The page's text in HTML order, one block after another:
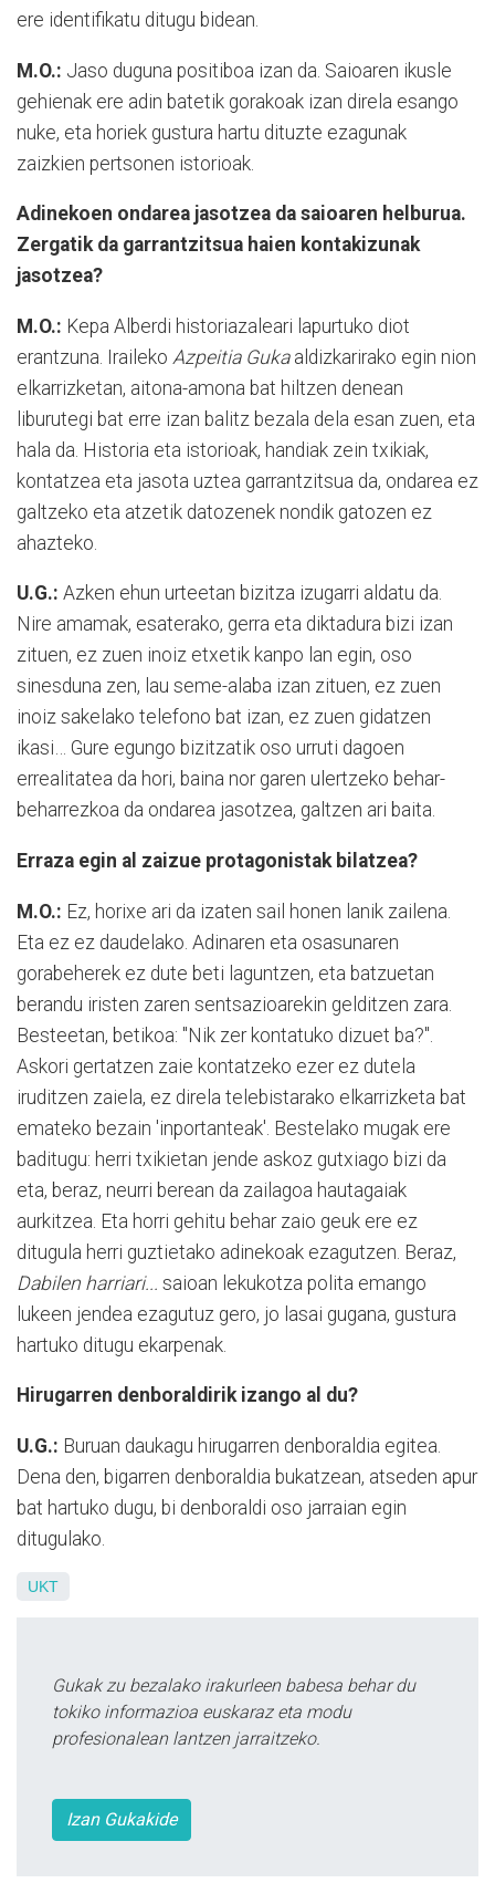
ere identifikatu ditugu bidean.
M.O.: Jaso duguna positiboa izan da. Saioaren ikusle
gehienak ere adin batetik gorakoak izan direla esango
nuke, eta horiek gustura hartu dituzte ezagunak
zaizkien pertsonen istorioak.
Adinekoen ondarea jasotzea da saioaren helburua.
Zergatik da garrantzitsua haien kontakizunak
jasotzea?
M.O.: Kepa Alberdi historiazaleari lapurtuko diot
erantzuna. Iraileko Azpeitia Gukaaldizkarirako egin nion
elkarrizketan, aitona-amona bat hiltzen denean
liburutegi bat erre izan balitz bezala dela esan zuen, eta
hala da. Historia eta istorioak, handiak zein txikiak,
kontatzea eta jasota uztea garrantzitsua da, ondarea ez
galtzeko eta atzetik datozenek nondik gatozen ez
ahazteko.
U.G.: Azken ehun urteetan bizitza izugarri aldatu da.
Nire amamak, esaterako, gerra eta diktadura bizi izan
zituen, ez zuen inoiz etxetik kanpo lan egin, oso
sinesduna zen, lau seme-alaba izan zituen, ez zuen
inoiz sakelako telefono bat izan, ez zuen gidatzen
ikasi… Gure egungo bizitzatik oso urruti dagoen
errealitatea da hori, baina nor garen ulertzeko behar-
beharrezkoa da ondarea jasotzea, galtzen ari baita.
Erraza egin al zaizue protagonistak bilatzea?
M.O.: Ez, horixe ari da izaten sail honen lanik zailena.
Eta ez ez daudelako. Adinaren eta osasunaren
gorabeherek ez dute beti laguntzen, eta batzuetan
berandu iristen zaren sentsazioarekin gelditzen zara.
Besteetan, betikoa: "Nik zer kontatuko dizuet ba?".
Askori gertatzen zaie kontatzeko ezer ez dutela
iruditzen zaiela, ez direla telebistarako elkarrizketa bat
emateko bezain 'inportanteak'. Bestelako mugak ere
baditugu: herri txikietan jende askoz gutxiago bizi da
eta, beraz, neurri berean da zailagoa hautagaiak
aurkitzea. Eta horri gehitu behar zaio geuk ere ez
ditugula herri guztietako adinekoak ezagutzen. Beraz,
Dabilen harriari... saioan lekukotza polita emango
lukeen jendea ezagutuz gero, jo lasai gugana, gustura
hartuko ditugu ekarpenak.
Hirugarren denboraldirik izango al du?
U.G.: Buruan daukagu hirugarren denboraldia egitea.
Dena den, bigarren denboraldia bukatzean, atseden apur
bat hartuko dugu, bi denboraldi oso jarraian egin
ditugulako.
UKT
Gukak zu bezalako irakurleen babesa behar du
tokiko informazioa euskaraz eta modu
profesionalean lantzen jarraitzeko.
Izan Gukakide